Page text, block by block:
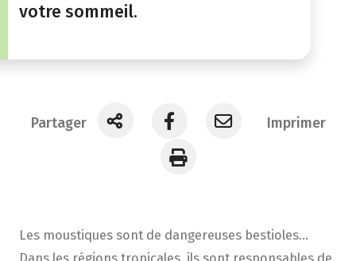
votre sommeil.
Partager Imprimer
Les moustiques sont de dangereuses bestioles…
Dans les régions tropicales, ils sont responsables de